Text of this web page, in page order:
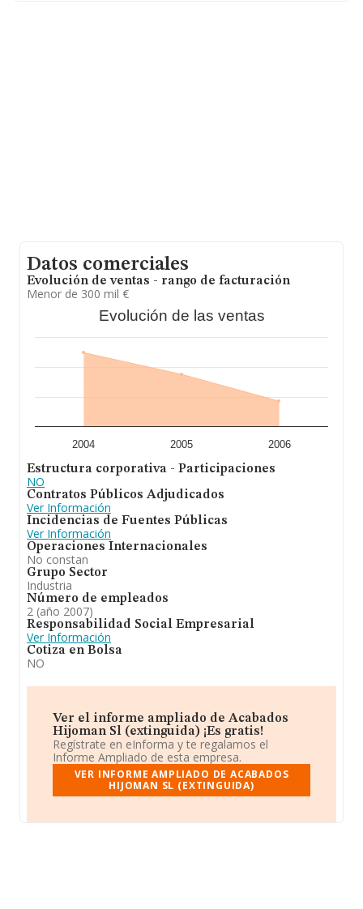
Datos comerciales
Evolución de ventas - rango de facturación
Menor de 300 mil €
Evolución de las ventas
2004 2005 2006
Estructura corporativa - Participaciones
NO
Contratos Públicos Adjudicados
Ver Información
Incidencias de Fuentes Públicas
Ver Información
Operaciones Internacionales
No constan
Grupo Sector
Industria
Número de empleados
2 (año 2007)
Responsabilidad Social Empresarial
Ver Información
Cotiza en Bolsa
NO
Ver el informe ampliado de Acabados
Hijoman Sl (extinguida) ¡Es gratis!
Regístrate en eInforma y te regalamos el
Informe Ampliado de esta empresa.
VER INFORME AMPLIADO DE ACABADOS
HIJOMAN SL (EXTINGUIDA)